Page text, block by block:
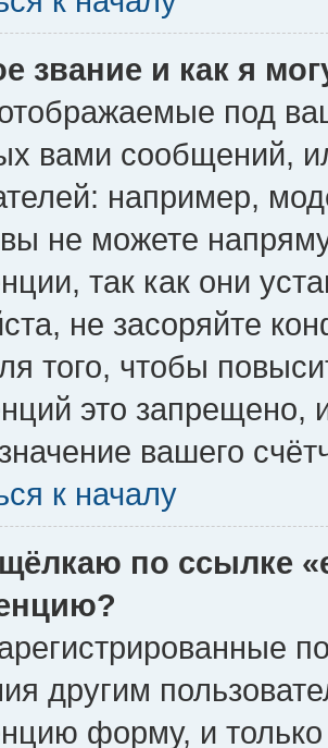
звание и как я
под
вами сообщений,
например,
не можете
так как они
не засоряйте
того, чтобы
это запрещено,
вашего
к началу
по ссылке
другим
форму, и